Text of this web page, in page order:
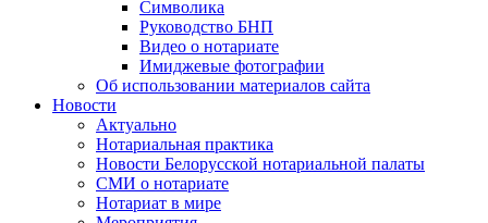
Символика
Руководство БНП
Видео о нотариате
Имиджевые фотографии
Об использовании материалов сайта
Новости
Актуально
Нотариальная практика
Новости Белорусской нотариальной палаты
СМИ о нотариате
Нотариат в мире